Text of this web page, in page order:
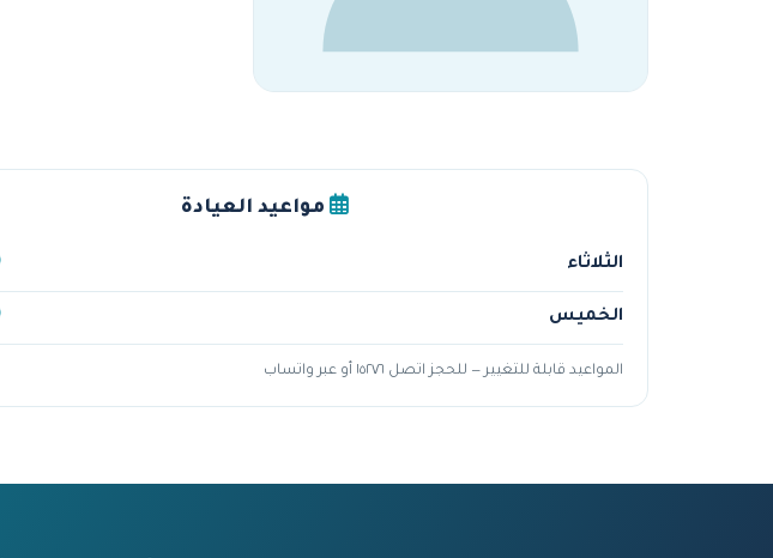
مواعيد العيادة
الثلاثاء
الخميس
المواعيد قابلة للتغيير — للحجز اتصل ١٥٢٧٦ أو عبر واتساب